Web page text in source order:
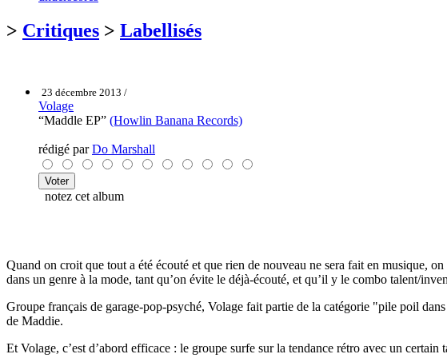
> Critiques > Labellisés
23 décembre 2013 /
Volage
“Maddle EP” (Howlin Banana Records)
rédigé parDo Marshall
notez cet album
Quand on croit que tout a été écouté et que rien de nouveau ne sera fait en musique,
dans un genre à la mode, tant qu’on évite le déjà-écouté, et qu’il y le combo talent/
Groupe français de garage-pop-psyché, Volage fait partie de la catégorie "pile poil
de Maddie.
Et Volage, c’est d’abord efficace : le groupe surfe sur la tendance rétro avec un